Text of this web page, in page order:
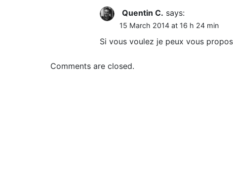
Quentin C. says:
15 March 2014 at 16 h 24 min
Si vous voulez je peux vous
Comments are closed.